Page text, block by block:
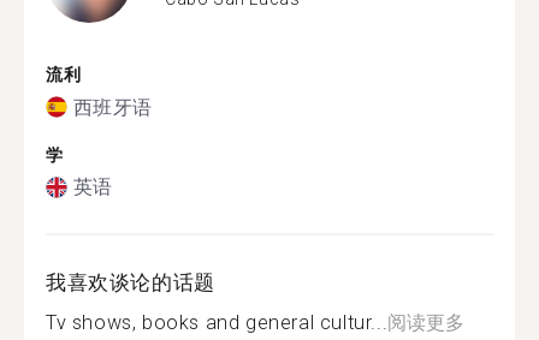
流利
西班牙语
学
英语
我喜欢谈论的话题
Tv shows, books and general cultur...阅读更多